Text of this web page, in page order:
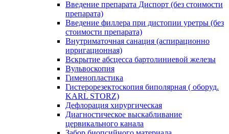
Введение препарата Диспорт (без стоимости
препарата)
Введение филлера при дистопии уретры (без
стоимости препарата)
Внутриматочная санация (аспирационно
ирригационная)
Вскрытие абсцесса бартолиниевой железы
Вульвоскопия
Гименопластика
Гистерорезектоскопия биполярная ( оборуд.
KARL STORZ)
Дефлорация хирургическая
Диагностическое выскабливание
цервикального канала